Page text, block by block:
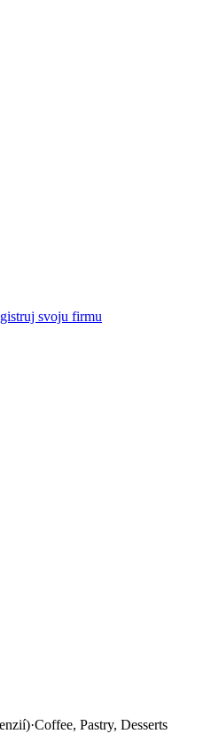
svoju firmu
)·Coffee, Pastry, Desserts